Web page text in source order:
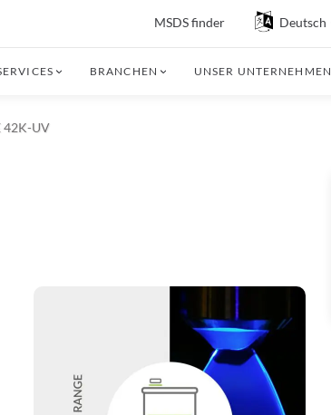
MSDS finder Deutsch
BRANCHEN UNSER UNTERNEHMEN
42K-UV